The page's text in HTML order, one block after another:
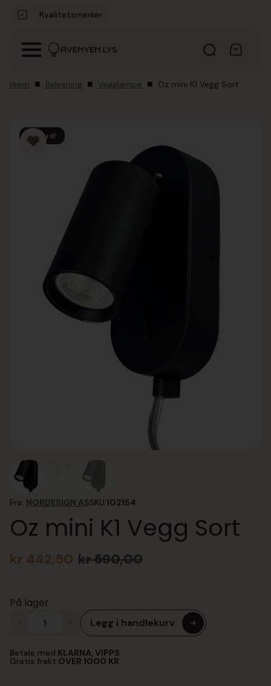
Kvalitetsmerker
Hjem Belysning Vegglampe Oz mini K1 Vegg Sort
Tilbud!
Fra: NORDESIGN ASSKU:102154
Oz mini K1 Vegg Sort
kr590,00
Opprinnelig
kr 590,00.
kr 442,50
Nåværende
kr 442,50.
På lager
Vegg
Sort
Legg i handlekurv
Betale med:KLARNA, VIPPS
Gratis frakt:OVER 1000 KR